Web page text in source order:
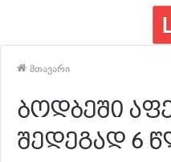
მთავარი
ბოდბეში
შედეგად 6